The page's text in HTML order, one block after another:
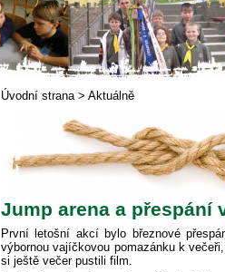
Úvodní strana> Aktuálně
Jump arena a přespání
První letošní akcí bylo březnové
výbornou vajíčkovou pomazánku k
si ještě večer pustili film.